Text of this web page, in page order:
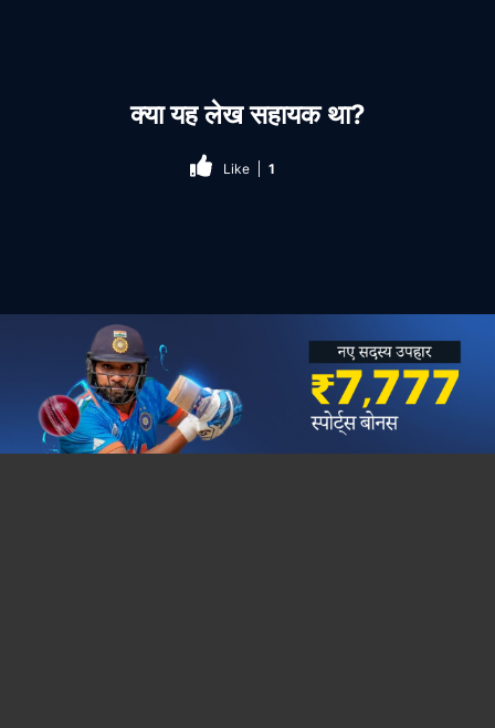
क्या यह लेख सहायक था?
Like 1